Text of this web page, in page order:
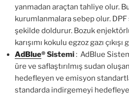
yanmadan araçtan tahliye olur.
kurumlanmalara sebep olur. DPF
şekilde doldurur. Bozuk
karışımı kokulu egzoz gazı
AdBlue®Sistemi: AdBlue
üre ve saflaştırılmış sudan
hedefleyen ve emisyon
standarda indirgemeyi